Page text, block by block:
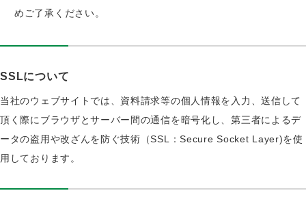
めご了承ください。
SSLについて
当社のウェブサイトでは、資料請求等の個人情報を入力、送信して
頂く際にブラウザとサーバー間の通信を暗号化し、第三者によるデ
ータの盗用や改ざんを防ぐ技術（SSL：Secure Socket Layer)を使
用しております。